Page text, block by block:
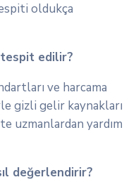
oldukça
tespit edilir?
ve harcama
gizli gelir kaynakları
uzmanlardan yardım
değerlendirir?